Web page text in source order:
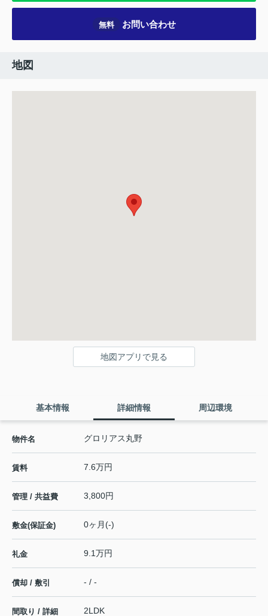
無料 お問い合わせ
地図
地図アプリで見る
基本情報 詳細情報 周辺環境
物件名 グロリアス丸野
賃料 7.6万円
管理 / 共益費 3,800円
敷金(保証金) 0ヶ月(-)
礼金 9.1万円
償却 / 敷引 - / -
間取り / 詳細 2LDK